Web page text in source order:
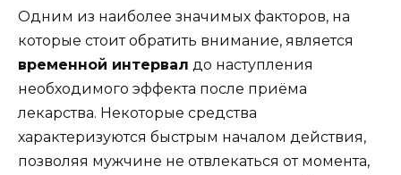
Одним из наиболее значимых факторов, на
которые стоит обратить внимание, является
временной интервал до наступления
необходимого эффекта после приёма
лекарства. Некоторые средства
характеризуются быстрым началом действия,
позволяя мужчине не отвлекаться от момента,